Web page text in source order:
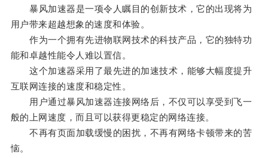
暴风加速器是一项令人瞩目的创新技术，它的出现将为
用户带来超越想象的速度和体验。
作为一个拥有先进物联网技术的科技产品，它的独特功
能和卓越性能令人难以置信。
这个加速器采用了最先进的加速技术，能够大幅度提升
互联网连接的速度和稳定性。
用户通过暴风加速器连接网络后，不仅可以享受到飞一
般的上网速度，而且可以获得更稳定的网络连接。
不再有页面加载缓慢的困扰，不再有网络卡顿带来的苦
恼。